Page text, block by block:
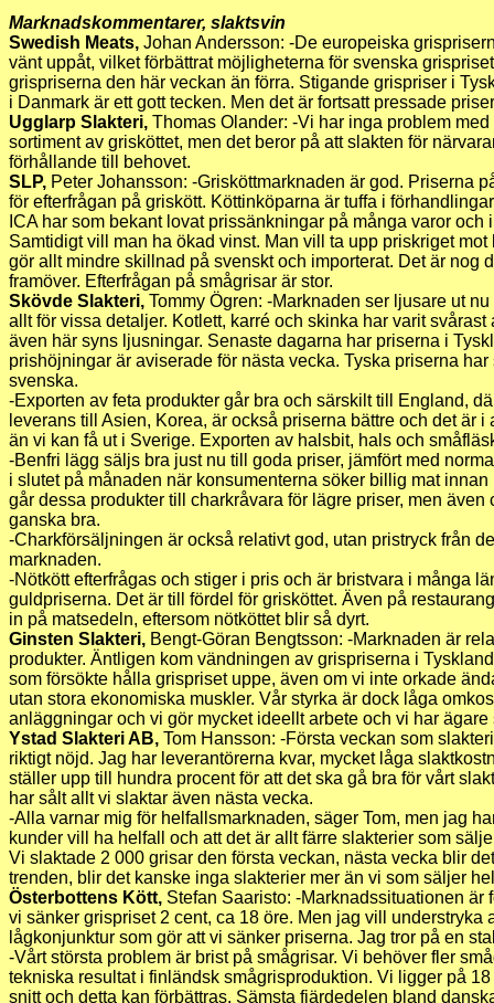
Marknadskommentarer, slaktsvin
Swedish Meats, Johan Andersson: -De europeiska
vänt uppåt, vilket förbättrat möjligheterna för svenska
grispriserna den här veckan än förra. Stigande grispriser i
i Danmark är ett gott tecken. Men det är fortsatt pressade
Ugglarp Slakteri, Thomas Olander: -Vi har inga problem
sortiment av grisköttet, men det beror på att slakten för
förhållande till behovet.
SLP, Peter Johansson: -Grisköttmarknaden är god. Priserna
för efterfrågan på griskött. Köttinköparna är tuffa i
ICA har som bekant lovat prissänkningar på många varor och
Samtidigt vill man ha ökad vinst. Man vill ta upp priskriget
gör allt mindre skillnad på svenskt och importerat. Det är nog
framöver. Efterfrågan på smågrisar är stor.
Skövde Slakteri, Tommy Ögren: -Marknaden ser ljusare ut
allt för vissa detaljer. Kotlett, karré och skinka har varit svårast
även här syns ljusningar. Senaste dagarna har priserna i
prishöjningar är aviserade för nästa vecka. Tyska priserna
svenska.
-Exporten av feta produkter går bra och särskilt till England,
leverans till Asien, Korea, är också priserna bättre och det är
än vi kan få ut i Sverige. Exporten av halsbit, hals och
-Benfri lägg säljs bra just nu till goda priser, jämfört med
i slutet på månaden när konsumenterna söker billig mat
går dessa produkter till charkråvara för lägre priser, men även
ganska bra.
-Charkförsäljningen är också relativt god, utan pristryck från
marknaden.
-Nötkött efterfrågas och stiger i pris och är bristvara i många
guldpriserna. Det är till fördel för grisköttet. Även på
in på matsedeln, eftersom nötköttet blir så dyrt.
Ginsten Slakteri, Bengt-Göran Bengtsson: -Marknaden är
produkter. Äntligen kom vändningen av grispriserna i
som försökte hålla grispriset uppe, även om vi inte orkade
utan stora ekonomiska muskler. Vår styrka är dock låga
anläggningar och vi gör mycket ideellt arbete och vi har
Ystad Slakteri AB, Tom Hansson: -Första veckan som
riktigt nöjd. Jag har leverantörerna kvar, mycket låga
ställer upp till hundra procent för att det ska gå bra för vårt
har sålt allt vi slaktar även nästa vecka.
-Alla varnar mig för helfallsmarknaden, säger Tom, men jag
kunder vill ha helfall och att det är allt färre slakterier som
Vi slaktade 2 000 grisar den första veckan, nästa vecka blir
trenden, blir det kanske inga slakterier mer än vi som säljer
Österbottens Kött, Stefan Saaristo: -Marknadssituationen är
vi sänker grispriset 2 cent, ca 18 öre. Men jag vill understryka
lågkonjunktur som gör att vi sänker priserna. Jag tror på en
-Vårt största problem är brist på smågrisar. Vi behöver fler
tekniska resultat i finländsk smågrisproduktion. Vi ligger på
snitt och detta kan förbättras. Sämsta fjärdedelen bland